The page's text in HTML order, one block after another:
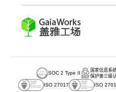
SOC 2 Type II
国家信息系
保护第三级
ISO 27017 ISO